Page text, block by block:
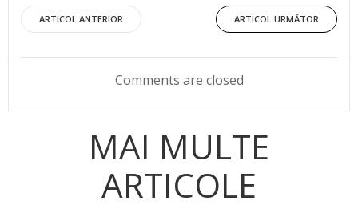
Post
navigation
ARTICOL ANTERIOR
Post
navigation
ARTICOL URMĂTOR
Comments are closed
MAI MULTE
ARTICOLE